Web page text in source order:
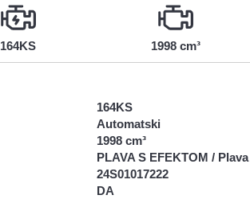
164KS 1998 cm³
164KS
Automatski
1998 cm³
PLAVA S EFEKTOM / Plava
24S01017222
DA